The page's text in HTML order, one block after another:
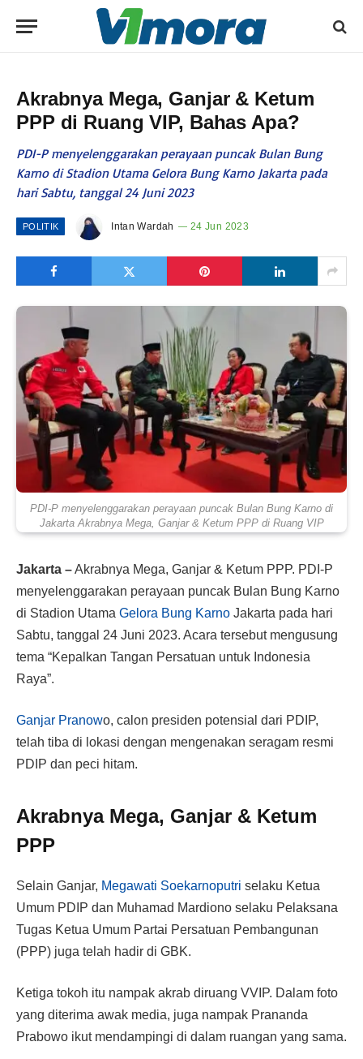
Akrabnya Mega, Ganjar & Ketum
PPP di Ruang VIP, Bahas Apa?
PDI-P menyelenggarakan perayaan puncak Bulan Bung
Karno di Stadion Utama Gelora Bung Karno Jakarta pada
hari Sabtu, tanggal 24 Juni 2023
POLITIK Intan Wardah 24 Jun 2023
PDI-P menyelenggarakan perayaan puncak Bulan Bung Karno di
Jakarta Akrabnya Mega, Ganjar & Ketum PPP di Ruang VIP
Jakarta –Akrabnya Mega, Ganjar & Ketum PPP. PDI-P
menyelenggarakan perayaan puncak Bulan Bung Karno
di Stadion Utama Gelora Bung Karno Jakarta pada hari
Sabtu, tanggal 24 Juni 2023. Acara tersebut mengusung
tema “Kepalkan Tangan Persatuan untuk Indonesia
Raya”.
Ganjar Pranowo, calon presiden potensial dari PDIP,
telah tiba di lokasi dengan mengenakan seragam resmi
PDIP dan peci hitam.
Akrabnya Mega, Ganjar & Ketum
PPP
Selain Ganjar, Megawati Soekarnoputri selaku Ketua
Umum PDIP dan Muhamad Mardiono selaku Pelaksana
Tugas Ketua Umum Partai Persatuan Pembangunan
(PPP) juga telah hadir di GBK.
Ketiga tokoh itu nampak akrab diruang VVIP. Dalam foto
yang diterima awak media, juga nampak Prananda
Prabowo ikut mendampingi di dalam ruangan yang sama.